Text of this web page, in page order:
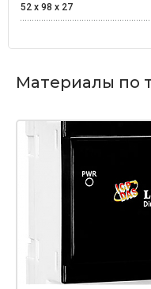
52 x 98 x 27
Материалы по